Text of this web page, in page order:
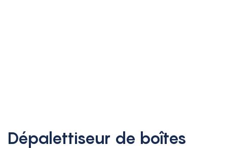
Dépalettiseur de boîtes